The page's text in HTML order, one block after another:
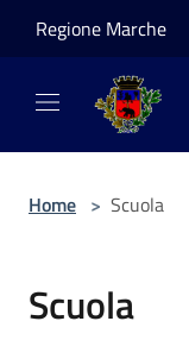
Regione Marche
Home > Scuola
Scuola